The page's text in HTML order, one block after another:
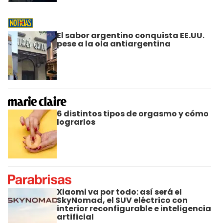
El sabor argentino conquista EE.UU.
pese a la ola antiargentina
6 distintos tipos de orgasmo y cómo
lograrlos
Xiaomi va por todo: así será el
SkyNomad, el SUV eléctrico con
interior reconfigurable e inteligencia
artificial